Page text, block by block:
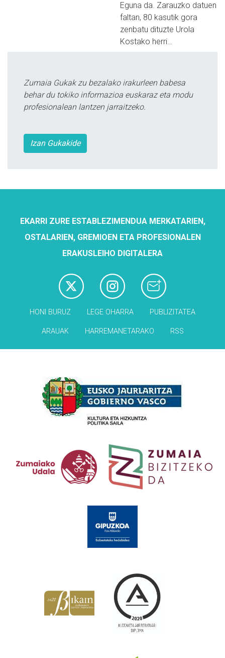
Eguna da. Zarauzko datuen
faltan, 80 kasutik gora
zenbatu dituzte Urola
Kostako herri…
Zumaia Gukak zu bezalako irakurleen babesa
behar du tokiko informazioa euskaraz eta modu
profesionalean lantzen jarraitzeko.
Izan Gukakide
EKARRI ZURE ESTABLEZIMENDUA MERKATARIEN,
OSTALARIEN, GREMIOEN ETA PROFESIONALEN
ERAKUSLEIHO DIGITALERA
HONI BURUZ LEGE OHARRA PUBLIZITATEA
ARAUAK HARREMANETARAKO RSS